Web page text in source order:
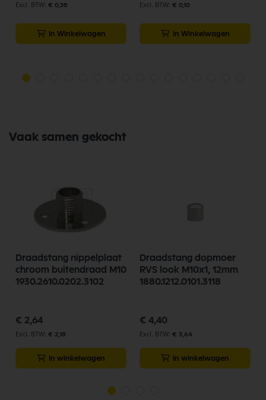
€ 0,38
In Winkelwagen
€ 0,10
In Winkelwagen
Vaak samen gekocht
Draadstang nippelplaat
chroom buitendraad M10
1930.2610.0202.3102
€ 2,64
€ 2,18
In winkelwagen
Draadstang dopmoer
RVS look M10x1, 12mm
1880.1212.0101.3118
€ 4,40
€ 3,64
In winkelwagen